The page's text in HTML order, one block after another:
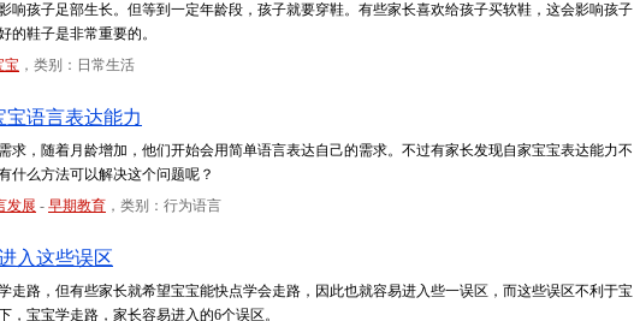
响孩子足部生长。但等到一定年龄段，孩子就要穿鞋。有些家长喜欢给孩子买软鞋，这会影响孩子
的鞋子是非常重要的。
宝 ，类别：日常生活
宝语言表达能力
求，随着月龄增加，他们开始会用简单语言表达自己的需求。不过有家长发现自家宝宝表达能力不
什么方法可以解决这个问题呢？
发展 - 早期教育 ，类别：行为语言
入这些误区
走路，但有些家长就希望宝宝能快点学会走路，因此也就容易进入些一误区，而这些误区不利于宝
，宝宝学走路，家长容易进入的6个误区。